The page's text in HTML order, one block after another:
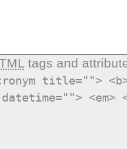
tags and
title="">